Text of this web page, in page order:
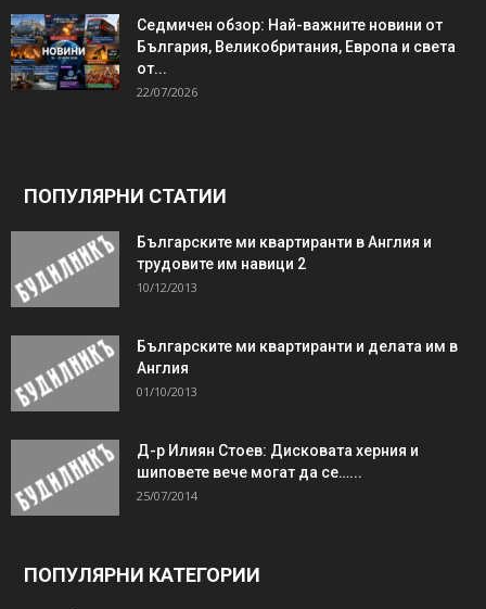
Седмичен обзор: Най-важните новини от
България, Великобритания, Европа и света
от...
22/07/2026
ПОПУЛЯРНИ СТАТИИ
Българските ми квартиранти в Англия и
трудовите им навици 2
10/12/2013
Българските ми квартиранти и делата им в
Англия
01/10/2013
Д-р Илиян Стоев: Дисковата херния и
шиповете вече могат да се…...
25/07/2014
ПОПУЛЯРНИ КАТЕГОРИИ